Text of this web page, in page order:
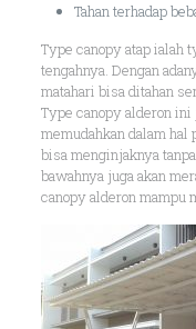
Tahan terhadap
Type canopy atap ialah
tengahnya. Dengan
matahari bisa ditahan
Type canopy alderon
memudahkan dalam hal
bisa menginjaknya
bawahnya juga akan
canopy alderon mampu